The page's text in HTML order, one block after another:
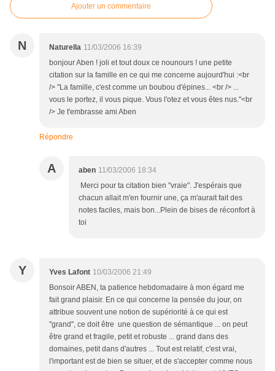
Ajouter un commentaire
N Naturella 11/03/2006 16:39
bonjour Aben ! joli et tout doux ce nounours ! une petite
citation sur la famille en ce qui me concerne aujourd'hui :<br
/> "La famille, c'est comme un boubou d'épines... <br /> ...
vous le portez, il vous pique. Vous l'otez et vous êtes nus."<br
/> Je t'embrasse ami Aben
Répondre
A aben 11/03/2006 18:34
Merci pour ta citation bien "vraie". J'espérais que
chacun allait m'en fournir une, ça m'aurait fait des
notes faciles, mais bon...Plein de bises de réconfort à
toi
Y Yves Lafont 10/03/2006 21:49
Bonsoir ABEN, ta patience hebdomadaire à mon égard me
fait grand plaisir. En ce qui concerne la pensée du jour, on
attribue souvent une notion de supériorité à ce qui est
"grand", ce doit être une question de sémantique ... on peut
être grand et fragile, petit et robuste ... grand dans des
domaines, petit dans d'autres ... Tout est relatif, c'est vrai,
l'important est de bien se situer, et de s'accepter comme nous